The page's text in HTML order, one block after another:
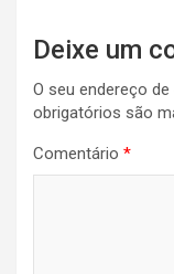
Deixe um
O seu endereço
obrigatórios são
Comentário *